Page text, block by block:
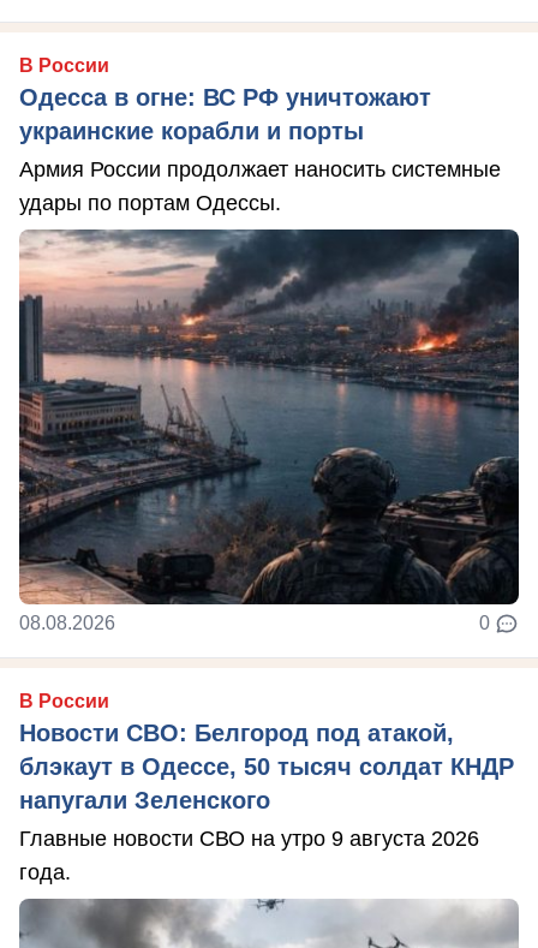
В России
Одесса в огне: ВС РФ уничтожают
украинские корабли и порты
Армия России продолжает наносить системные
удары по портам Одессы.
08.08.2026 0
В России
Новости СВО: Белгород под атакой,
блэкаут в Одессе, 50 тысяч солдат КНДР
напугали Зеленского
Главные новости СВО на утро 9 августа 2026
года.